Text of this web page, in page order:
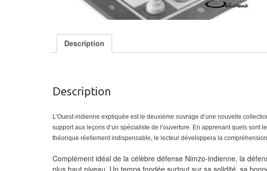
Description
Description
L’Ouest-indienne expliquée est le deuxième ouvrage d’une nouvelle
support aux leçons d’un spécialiste de l’ouverture. En apprenant quels
théorique réellement indispensable, le lecteur développera la
Complément idéal de la célèbre défense Nimzo-indienne, la
plus haut niveau. Un temps fondée surtout sur sa solidité, sa